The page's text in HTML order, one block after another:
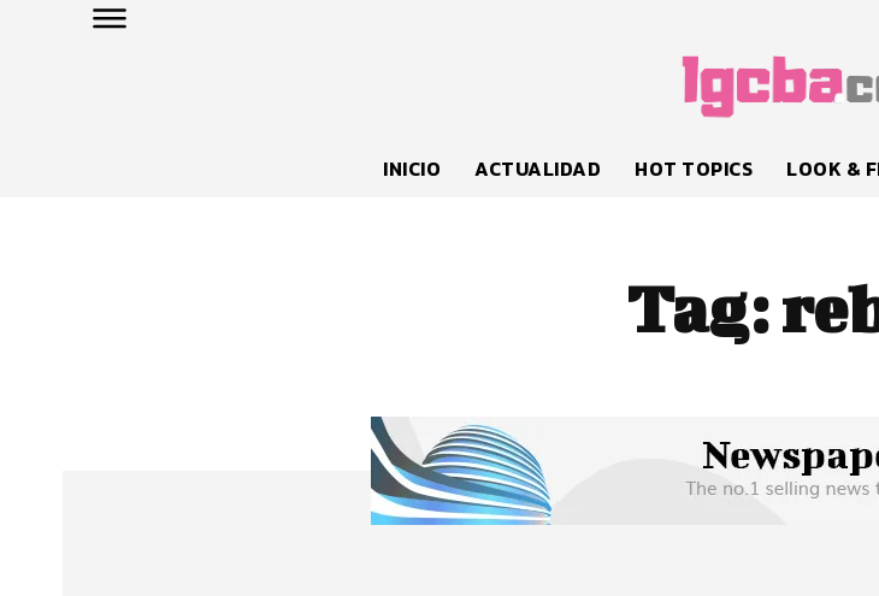
INICIO ACTUALIDAD HOT TOPICS LOOK &
Tag: